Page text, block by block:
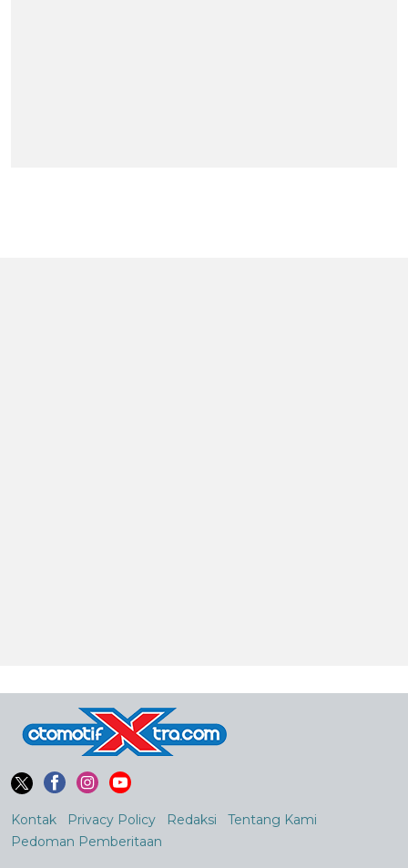
Kontak Privacy Policy Redaksi
Tentang Kami
Pedoman Pemberitaan